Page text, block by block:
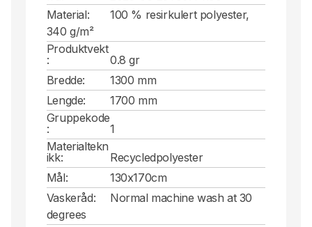
Material:
100 % resirkulert polyester,
340 g/m²
Produktvekt
:
0.8 gr
Bredde:
1300 mm
Lengde:
1700 mm
Gruppekode
:
1
Materialtekn
ikk:
Recycledpolyester
Mål:
130x170cm
Vaskeråd:
Normal machine wash at 30
degrees